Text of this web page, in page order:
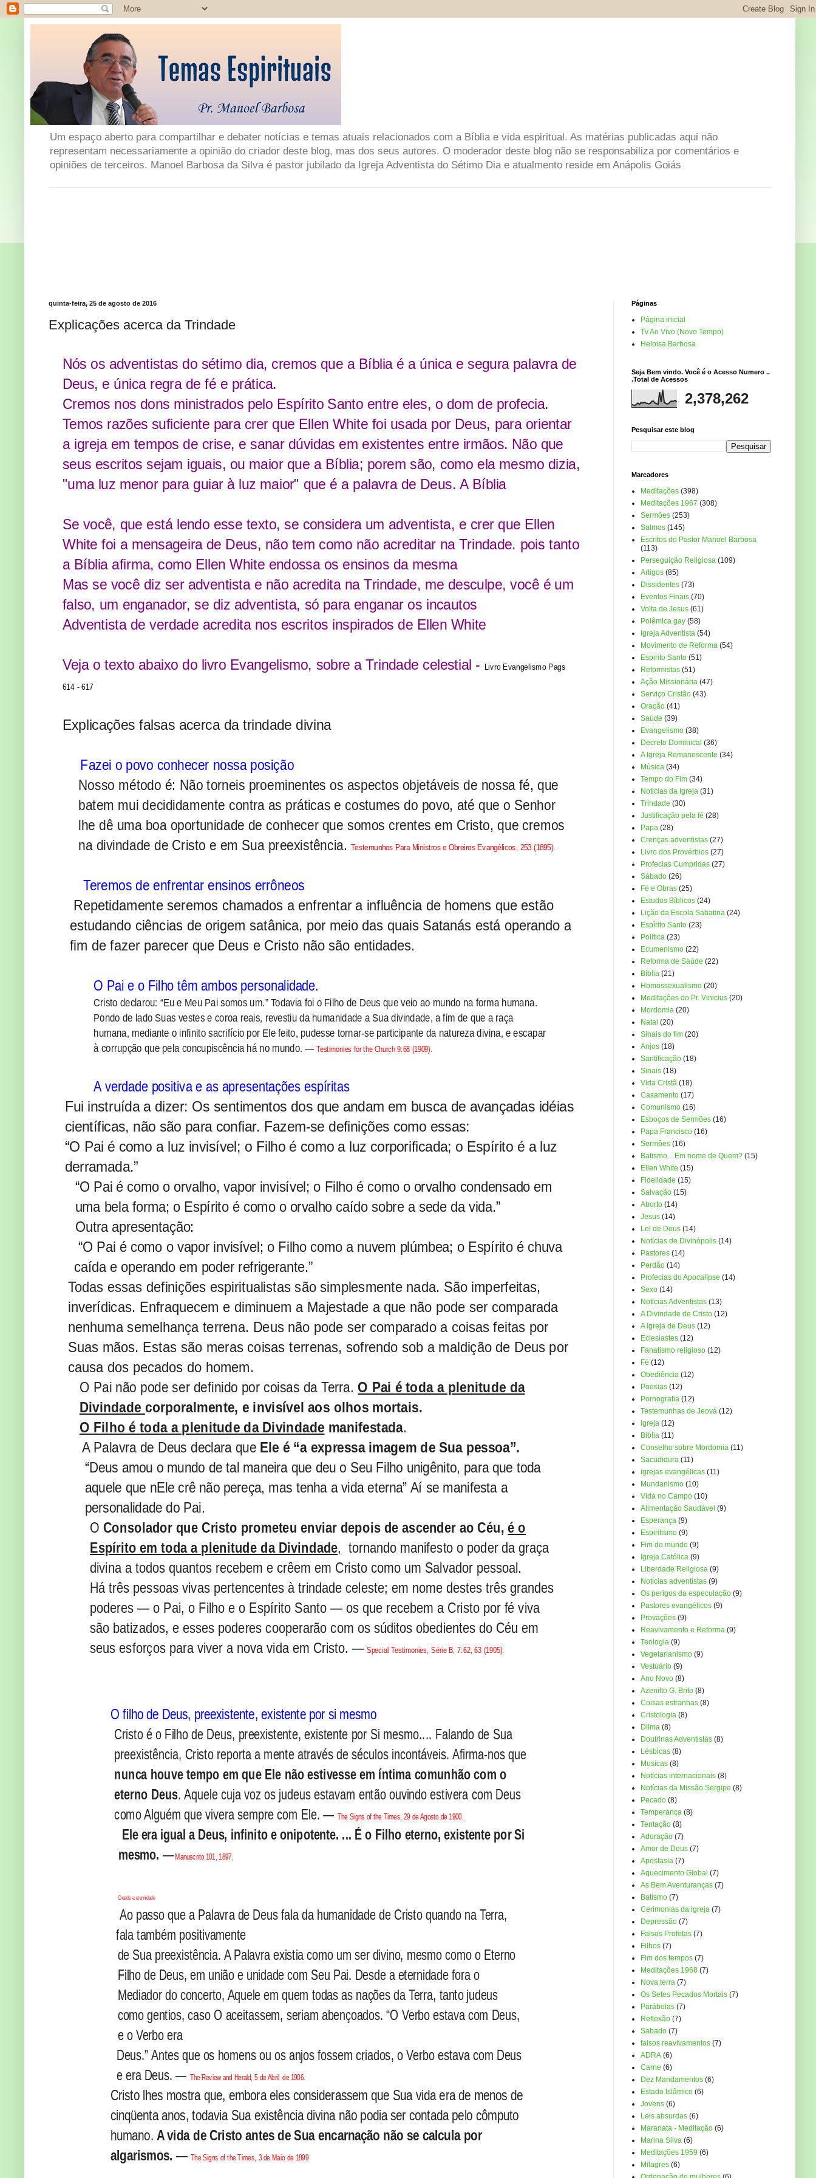
Um espaço aberto para compartilhar e debater notícias e temas atuais relacionados com a Bíblia e vida espiritual. As matérias publicadas aqui não
representam necessariamente a opinião do criador deste blog, mas dos seus autores. O moderador deste blog não se responsabiliza por comentários e
opiniões de terceiros. Manoel Barbosa da Silva é pastor jubilado da Igreja Adventista do Sétimo Dia e atualmento reside em Anápolis Goiás
quinta-feira, 25 de agosto de 2016
Explicações acerca da Trindade
Nós os adventistas do sétimo dia, cremos que a Bíblia é a única e segura palavra de
Deus, e única regra de fé e prática.
Cremos nos dons ministrados pelo Espírito Santo entre eles, o dom de profecia.
Temos razões suficiente para crer que Ellen White foi usada por Deus, para orientar
a igreja em tempos de crise, e sanar dúvidas em existentes entre irmãos. Não que
seus escritos sejam iguais, ou maior que a Bíblia; porem são, como ela mesmo dizia,
"uma luz menor para guiar à luz maior" que é a palavra de Deus. A Bíblia
Se você, que está lendo esse texto, se considera um adventista, e crer que Ellen
White foi a mensageira de Deus, não tem como não acreditar na Trindade. pois tanto
a Bíblia afirma, como Ellen White endossa os ensinos da mesma
Mas se você diz ser adventista e não acredita na Trindade, me desculpe, você é um
falso, um enganador, se diz adventista, só para enganar os incautos
Adventista de verdade acredita nos escritos inspirados de Ellen White
Veja o texto abaixo do livro Evangelismo, sobre a Trindade celestial - Livro Evangelismo Pags
614 - 617
Explicações falsas acerca da trindade divina
Fazei o povo conhecer nossa posição
Nosso método é: Não torneis proeminentes os aspectos objetáveis de nossa fé, que
batem mui decididamente contra as práticas e costumes do povo, até que o Senhor
lhe dê uma boa oportunidade de conhecer que somos crentes em Cristo, que cremos
na divindade de Cristo e em Sua preexistência.Testemunhos Para Ministros e Obreiros Evangélicos, 253 (1895).
Teremos de enfrentar ensinos errôneos
Repetidamente seremos chamados a enfrentar a influência de homens que estão
estudando ciências de origem satânica, por meio das quais Satanás está operando a
fim de fazer parecer que Deus e Cristo não são entidades.
O Pai e o Filho têm ambos personalidade.
Cristo declarou: “Eu e Meu Pai somos um.” Todavia foi o Filho de Deus que veio ao mundo na forma humana.
Pondo de lado Suas vestes e coroa reais, revestiu da humanidade a Sua divindade, a fim de que a raça
humana, mediante o infinito sacrifício por Ele feito, pudesse tornar-se participante da natureza divina, e escapar
à corrupção que pela concupiscência há no mundo. — Testimonies for the Church 9:68 (1909).
A verdade positiva e as apresentações espíritas
Fui instruída a dizer: Os sentimentos dos que andam em busca de avançadas idéias
científicas, não são para confiar. Fazem-se definições como essas:
“O Pai é como a luz invisível; o Filho é como a luz corporificada; o Espírito é a luz
derramada.”
“O Pai é como o orvalho, vapor invisível; o Filho é como o orvalho condensado em
uma bela forma; o Espírito é como o orvalho caído sobre a sede da vida.”
Outra apresentação:
“O Pai é como o vapor invisível; o Filho como a nuvem plúmbea; o Espírito é chuva
caída e operando em poder refrigerante.”
Todas essas definições espiritualistas são simplesmente nada. São imperfeitas,
inverídicas. Enfraquecem e diminuem a Majestade a que não pode ser comparada
nenhuma semelhança terrena. Deus não pode ser comparado a coisas feitas por
Suas mãos. Estas são meras coisas terrenas, sofrendo sob a maldição de Deus por
causa dos pecados do homem.
O Pai não pode ser definido por coisas da Terra.O Pai é toda a plenitude da
Divindadecorporalmente, e invisível aos olhos mortais.
O Filho é toda a plenitude da Divindade manifestada.
A Palavra de Deus declara que Ele é “a expressa imagem de Sua pessoa”.
“Deus amou o mundo de tal maneira que deu o Seu Filho unigênito, para que toda
aquele que nEle crê não pereça, mas tenha a vida eterna” Aí se manifesta a
personalidade do Pai.
OConsolador que Cristo prometeu enviar depois de ascender ao Céu,é o
Espírito em toda a plenitude da Divindade, tornando manifesto o poder da graça
divina a todos quantos recebem e crêem em Cristo como um Salvador pessoal.
Há três pessoas vivas pertencentes à trindade celeste; em nome destes três grandes
poderes — o Pai, o Filho e o Espírito Santo — os que recebem a Cristo por fé viva
são batizados, e esses poderes cooperarão com os súditos obedientes do Céu em
seus esforços para viver a nova vida em Cristo. — Special Testimonies, Série B, 7:62, 63 (1905).
O filho de Deus, preexistente, existente por si mesmo
Cristo é o Filho de Deus, preexistente, existente por Si mesmo.... Falando de Sua
preexistência, Cristo reporta a mente através de séculos incontáveis. Afirma-nos que
nunca houve tempo em que Ele não estivesse em íntima comunhão com o
eterno Deus. Aquele cuja voz os judeus estavam então ouvindo estivera com Deus
como Alguém que vivera sempre com Ele. — The Signs of the Times, 29 de Agosto de 1900.
Ele era igual a Deus, infinito e onipotente. ... É o Filho eterno, existente por Si
mesmo. —Manuscrito 101, 1897.
Desde a eternidade
Ao passo que a Palavra de Deus fala da humanidade de Cristo quando na Terra,
fala também positivamente
de Sua preexistência. A Palavra existia como um ser divino, mesmo como o Eterno
Filho de Deus, em união e unidade com Seu Pai. Desde a eternidade fora o
Mediador do concerto, Aquele em quem todas as nações da Terra, tanto judeus
como gentios, caso O aceitassem, seriam abençoados. “O Verbo estava com Deus,
e o Verbo era
Deus.” Antes que os homens ou os anjos fossem criados, o Verbo estava com Deus
e era Deus. — The Review and Herald, 5 de Abril de 1906.
Cristo lhes mostra que, embora eles considerassem que Sua vida era de menos de
cinqüenta anos, todavia Sua existência divina não podia ser contada pelo cômputo
humano. A vida de Cristo antes de Sua encarnação não se calcula por
algarismos. —The Signs of the Times, 3 de Maio de 1899
Páginas
Página inicial
Tv Ao Vivo (Novo Tempo)
Heloisa Barbosa
Seja Bem vindo. Você é o Acesso Numero ..
.Total de Acessos
2,378,262
Pesquisar este blog
Marcadores
Meditações (398)
Meditações 1967 (308)
Sermões (253)
Salmos (145)
Escritos do Pastor Manoel Barbosa
(113)
Perseguição Religiosa (109)
Artigos (85)
Dissidentes (73)
Eventos Finais (70)
Volta de Jesus (61)
Polêmica gay (58)
Igreja Adventista (54)
Movimento de Reforma (54)
Espirito Santo (51)
Reformistas (51)
Ação Missionária (47)
Serviço Cristão (43)
Oração (41)
Saúde (39)
Evangelismo (38)
Decreto Dominical (36)
A Igreja Remanescente (34)
Música (34)
Tempo do Fim (34)
Noticias da Igreja (31)
Trindade (30)
Justificação pela fé (28)
Papa (28)
Crenças adventistas (27)
Livro dos Provérbios (27)
Profecias Cumpridas (27)
Sábado (26)
Fé e Obras (25)
Estudos Bíblicos (24)
Lição da Escola Sabatina (24)
Espírito Santo (23)
Política (23)
Ecumenismo (22)
Reforma de Saúde (22)
Bíblia (21)
Homossexualismo (20)
Meditações do Pr. Vinicius (20)
Mordomia (20)
Natal (20)
Sinais do fim (20)
Anjos (18)
Santificação (18)
Sinais (18)
Vida Cristã (18)
Casamento (17)
Comunismo (16)
Esboços de Sermões (16)
Papa Francisco (16)
Sermôes (16)
Batismo... Em nome de Quem? (15)
Ellen White (15)
Fidelidade (15)
Salvação (15)
Aborto (14)
Jesus (14)
Lei de Deus (14)
Noticias de Divinópolis (14)
Pastores (14)
Perdão (14)
Profecias do Apocalípse (14)
Sexo (14)
Noticias Adventistas (13)
A Divindade de Cristo (12)
A Igreja de Deus (12)
Eclesiastes (12)
Fanatismo religioso (12)
Fé (12)
Obediência (12)
Poesias (12)
Pornografia (12)
Testemunhas de Jeová (12)
igreja (12)
Biblia (11)
Conselho sobre Mordomia (11)
Sacudidura (11)
igrejas evangélicas (11)
Mundanismo (10)
Vida no Campo (10)
Alimentação Saudável (9)
Esperança (9)
Espiritismo (9)
Fim do mundo (9)
Igreja Católica (9)
Liberdade Religiosa (9)
Notícias adventistas (9)
Os perigos da especulação (9)
Pastores evangélicos (9)
Provações (9)
Reavivamento e Reforma (9)
Teologia (9)
Vegetarianismo (9)
Vestuário (9)
Ano Novo (8)
Azenilto G. Brito (8)
Coisas estranhas (8)
Cristologia (8)
Dilma (8)
Doutrinas Adventistas (8)
Lésbicas (8)
Musicas (8)
Noticias internacionais (8)
Notícias da Missão Sergipe (8)
Pecado (8)
Temperança (8)
Tentação (8)
Adoração (7)
Amor de Deus (7)
Apostasia (7)
Aquecimento Global (7)
As Bem Aventuranças (7)
Batismo (7)
Cerimonias da igreja (7)
Depressão (7)
Falsos Profetas (7)
Filhos (7)
Fim dos tempos (7)
Meditações 1968 (7)
Nova terra (7)
Os Setes Pecados Mortais (7)
Parábolas (7)
Reflexão (7)
Sabado (7)
falsos reavivamentos (7)
ADRA (6)
Carne (6)
Dez Mandamentos (6)
Estado Islâmico (6)
Jovens (6)
Leis absurdas (6)
Maranata - Meditação (6)
Marina Silva (6)
Meditações 1959 (6)
Milagres (6)